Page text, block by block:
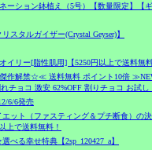
ーション鉢植え（5号）【数量限定】【
スタルガイザー(Crystal Geyser)】
リー[脂性肌用]【5250円以上で送料無
作解禁☆≪ 送料無料 ポイント10倍
チョコ 激安 62%OFF 割りチョコ お試
6/6発売
ット（ファスティング＆プチ断食）の
上で送料無料！
べる幸せ特典【2sp_120427_a】